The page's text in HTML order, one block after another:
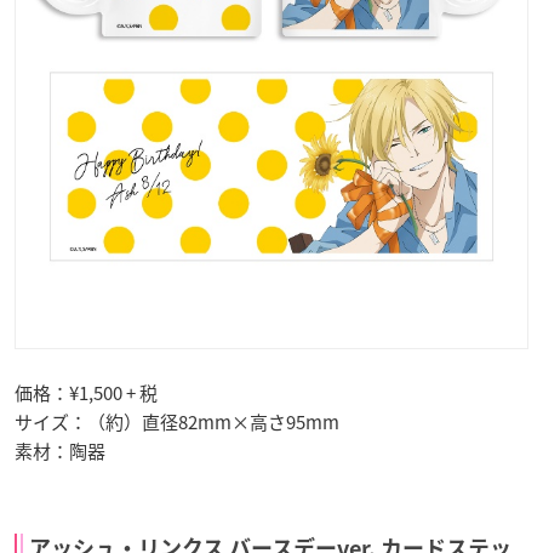
価格：¥1,500 + 税
サイズ：（約）直径82mm×高さ95mm
素材：陶器
アッシュ・リンクス バースデーver. カードステッ